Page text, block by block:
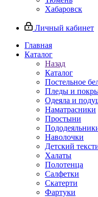
Хабаровск
Личный кабинет
Главная
Каталог
Назад
Каталог
Постельное
Пледы и
Одеяла и
Наматрасники
Простыни
Наволочки
Детский
Халаты
Полотенца
Салфетки
Скатерти
Фартуки